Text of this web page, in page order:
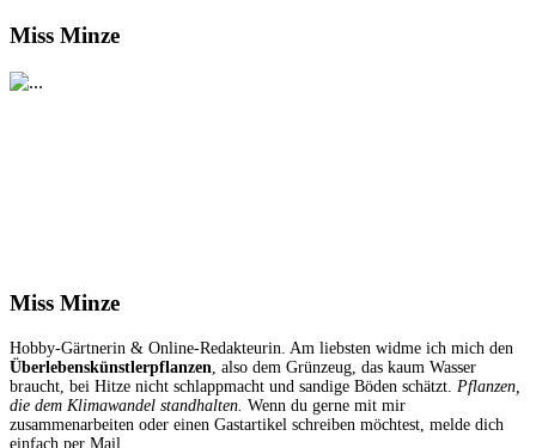
Miss Minze
Miss Minze
Hobby-Gärtnerin & Online-Redakteurin. Am liebsten widme ich mich den
Überlebenskünstlerpflanzen , also dem Grünzeug, das kaum Wasser
braucht, bei Hitze nicht schlappmacht und sandige Böden schätzt. Pflanzen,
die dem Klimawandel standhalten. Wenn du gerne mit mir
zusammenarbeiten oder einen Gastartikel schreiben möchtest, melde dich
einfach per Mail